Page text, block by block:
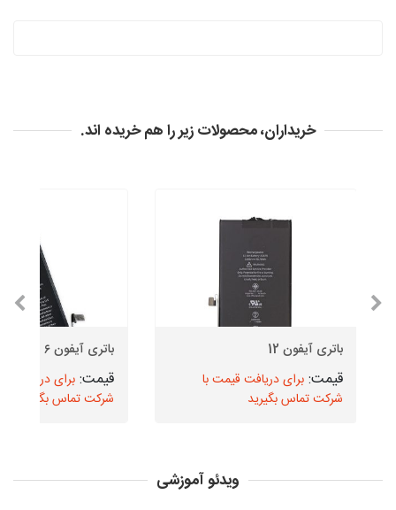
خریداران، محصولات زیر را هم خریده اند.
باتری آیفون 12
برای دریافت قیمت با
شرکت تماس بگیرید
باتری آیفون ۶
برای دریافت
شرکت تماس بگیرید
ویدئو آموزشی